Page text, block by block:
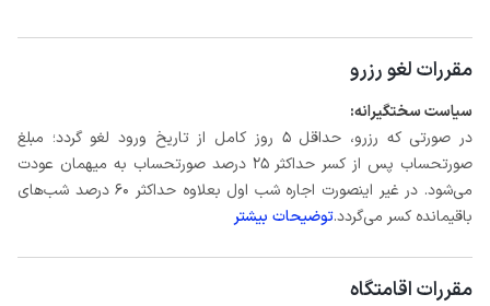
مقررات لغو رزرو
سیاست سختگیرانه:
در صورتی که رزرو، حداقل 5 روز کامل از تاریخ ورود لغو گردد؛ مبلغ
صورتحساب پس از کسر حداکثر 25 درصد صورتحساب به میهمان عودت
می‌شود. در غیر اینصورت اجاره شب اول بعلاوه حداکثر 60 درصد شب‌های
باقیمانده کسر می‌گردد.توضیحات بیشتر
مقررات اقامتگاه